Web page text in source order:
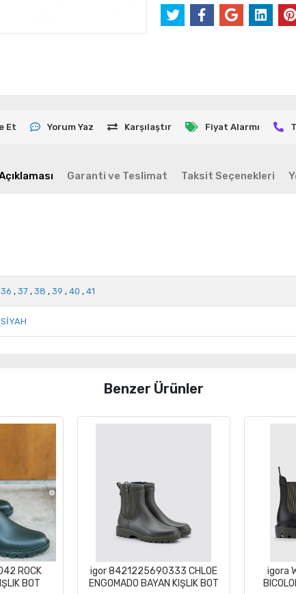
Et Yorum Yaz Karşılaştır Fiyat Alarmı
Garanti ve Teslimat Taksit Seçenekleri
36 , 37 , 38 , 39 , 40 , 41
SİYAH
Benzer Ürünler
ROCK
BOT
igor 8421225690333 CHLOE
ENGOMADO BAYAN KIŞLIK BOT
igora